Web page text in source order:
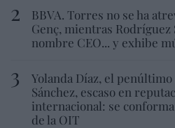
BBVA. Torres no se ha
Genç, mientras Rodríguez
nombre CEO... y exhibe
Yolanda Díaz, el
Sánchez, escaso en
internacional: se
de la OIT